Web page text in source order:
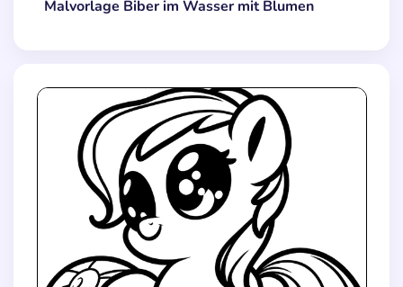
Malvorlage Biber im Wasser mit Blumen